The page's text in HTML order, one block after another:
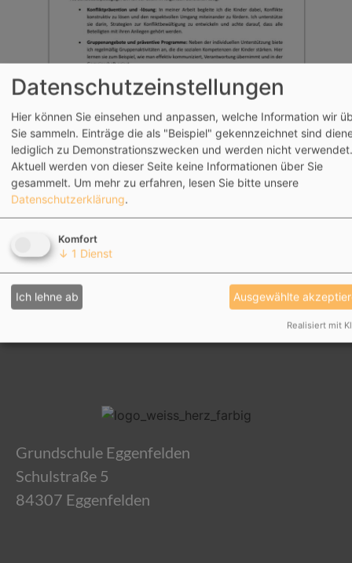
Grundschule Eggenfelden
Schulstraße 5
84307 Eggenfelden
Datenschutzeinstellungen
Hier können Sie einsehen und anpassen, welche Information wir
Sie sammeln. Einträge die als "Beispiel" gekennzeichnet sind
lediglich zu Demonstrationszwecken und werden nicht verwendet.
Aktuell werden von dieser Seite keine Informationen über Sie
gesammelt. Um mehr zu erfahren, lesen Sie bitte unsere
Datenschutzerklärung.
Komfort
↓ 1 Dienst
Ich lehne ab Ausgewählte
Realisiert mit